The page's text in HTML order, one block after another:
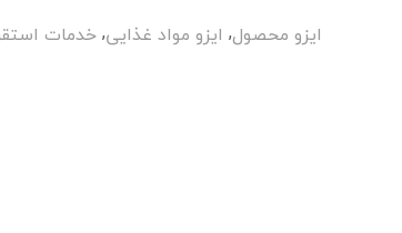
ایزو محصول, ایزو مواد غذایی,خدمات